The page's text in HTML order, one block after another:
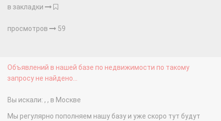
в закладки
просмотров 59
Объявлений в нашей базе по недвижимости по такому
запросу не найдено...
Вы искали: , , в Москве
Мы регулярно пополняем нашу базу и уже скоро тут будут